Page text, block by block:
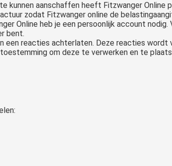
kunnen aanschaffen heeft Fitzwanger Online
zodat Fitzwanger online de
Online heb je een persoonlijk account
bent.
een reacties achterlaten. Deze reacties wordt
om deze te verwerken en te